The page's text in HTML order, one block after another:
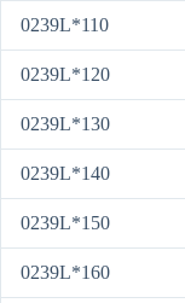
0239L*110
0239L*120
0239L*130
0239L*140
0239L*150
0239L*160